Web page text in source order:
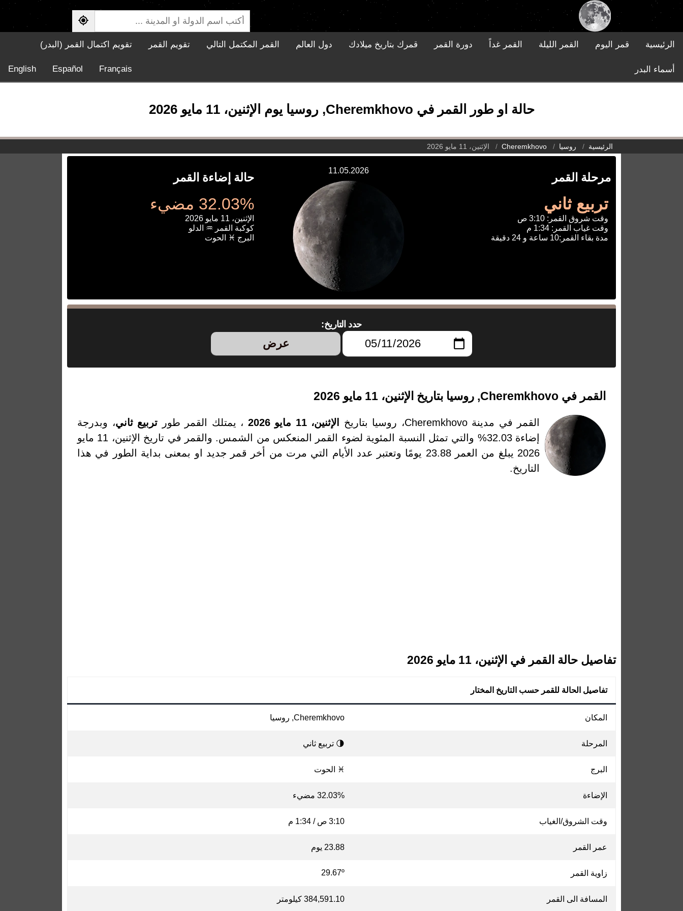
الرئيسية قمر اليوم القمر الليلة القمر غداً دورة القمر قمرك بتاريخ ميلادك دول العالم القمر المكتمل التالي تقويم القمر تقويم اكتمال القمر (البدر)
أسماء البدر English Español Français
حالة او طور القمر في Cheremkhovo, روسيا يوم الإثنين، 11 مايو 2026
الرئيسية روسيا Cheremkhovo الإثنين، 11 مايو 2026
مرحلة القمر
تربيع ثاني
وقت شروق القمر: 3:10 ص
وقت غياب القمر: 1:34 م
مدة بقاء القمر:10 ساعة و 24 دقيقة
11.05.2026
حالة إضاءة القمر
32.03% مضيء
الإثنين، 11 مايو 2026
كوكبة القمر ♒ الدلو
البرج ♓ الحوت
حدد التاريخ:
عرض
القمر في Cheremkhovo, روسيا بتاريخ الإثنين، 11 مايو 2026
القمر في مدينة Cheremkhovo، روسيا بتاريخ الإثنين، 11 مايو 2026 ، يمتلك القمر طور تربيع ثاني، وبدرجة
إضاءة 32.03% والتي تمثل النسبة المئوية لضوء القمر المنعكس من الشمس. والقمر في تاريخ الإثنين، 11 مايو
2026 يبلغ من العمر 23.88 يومًا وتعتبر عدد الأيام التي مرت من أخر قمر جديد او بمعنى بداية الطور في هذا
التاريخ.
تفاصيل حالة القمر في الإثنين، 11 مايو 2026
تفاصيل الحالة للقمر حسب التاريخ المختار
المكان Cheremkhovo, روسيا
المرحلة 🌗 تربيع ثاني
البرج ♓ الحوت
الإضاءة 32.03% مضيء
وقت الشروق/الغياب 3:10 ص / 1:34 م
عمر القمر 23.88 يوم
زاوية القمر 29.67º
المسافة الى القمر 384,591.10 كيلومتر